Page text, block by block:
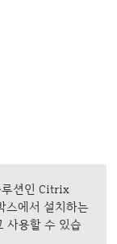
루션인 Citrix
에서 설치하는
사용할 수 있습